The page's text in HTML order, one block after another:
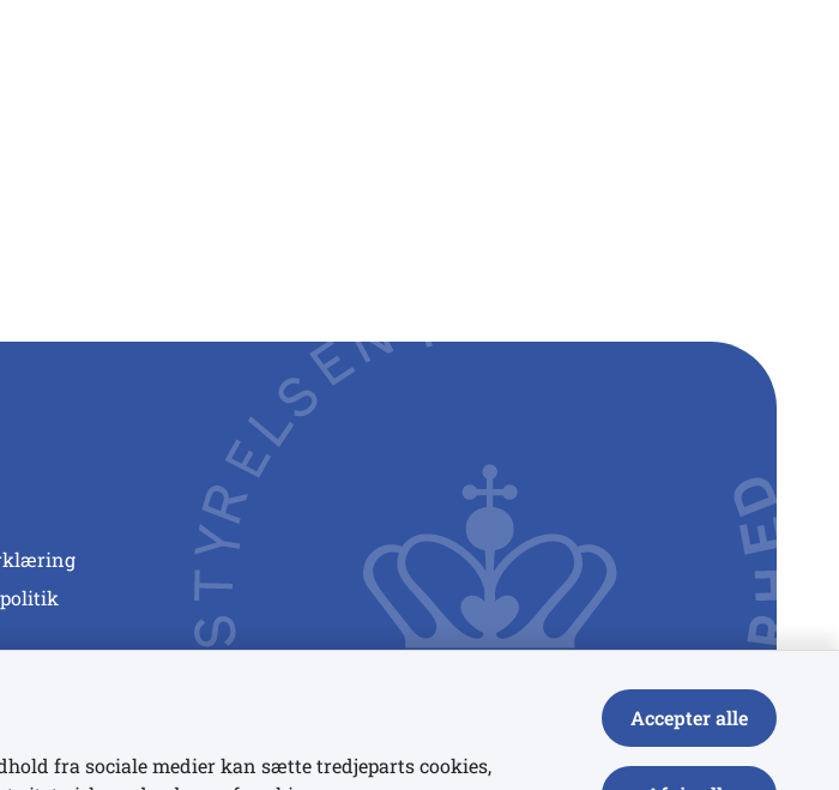
fra sociale medier kan sætte tredjeparts cookies,
Accepter alle